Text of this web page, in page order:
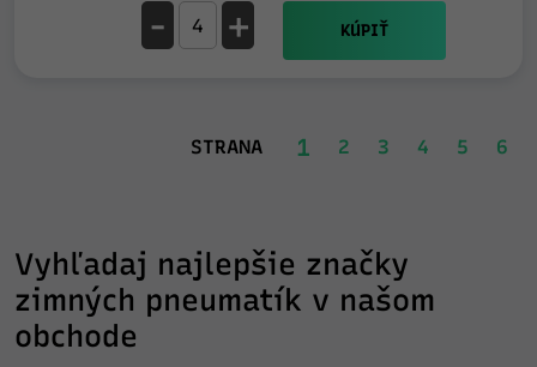
- + KÚPIŤ
STRANA 1 2 3 4 5 6
Vyhľadaj najlepšie značky
zimných pneumatík v našom
obchode